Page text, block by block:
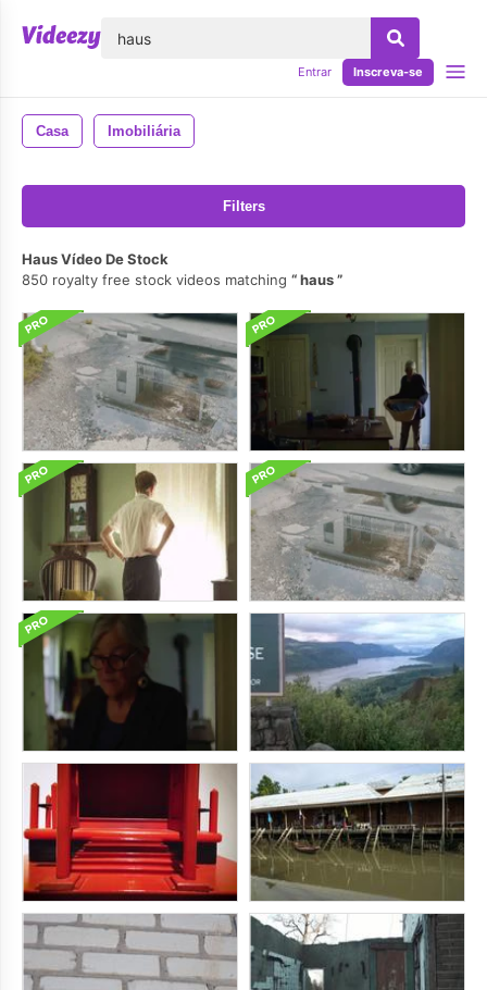
Entrar Inscreva-se
Casa Imobiliária
Filters
Haus Vídeo De Stock
850 royalty free stock videos matching
haus